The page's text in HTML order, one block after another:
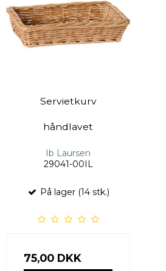
Servietkurv
håndlavet
Ib Laursen
29041-00IL
På lager (14 stk.)
75,00 DKK